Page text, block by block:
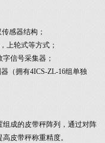
感器结构；
轮式等方式；
信号采集器；
（拥有4ICS-ZL-16组单独
成的皮带秤阵列，通过对阵
皮带秤称重精度。